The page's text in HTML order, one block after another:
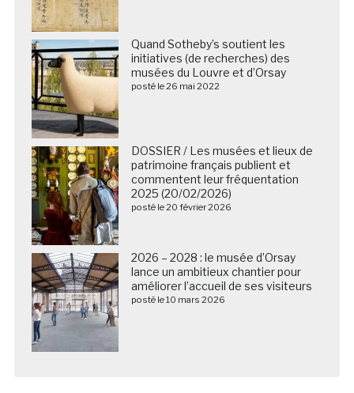
Quand Sotheby’s soutient les
initiatives (de recherches) des
musées du Louvre et d’Orsay
posté le 26 mai 2022
DOSSIER / Les musées et lieux de
patrimoine français publient et
commentent leur fréquentation
2025 (20/02/2026)
posté le 20 février 2026
2026 – 2028 : le musée d’Orsay
lance un ambitieux chantier pour
améliorer l’accueil de ses visiteurs
posté le 10 mars 2026